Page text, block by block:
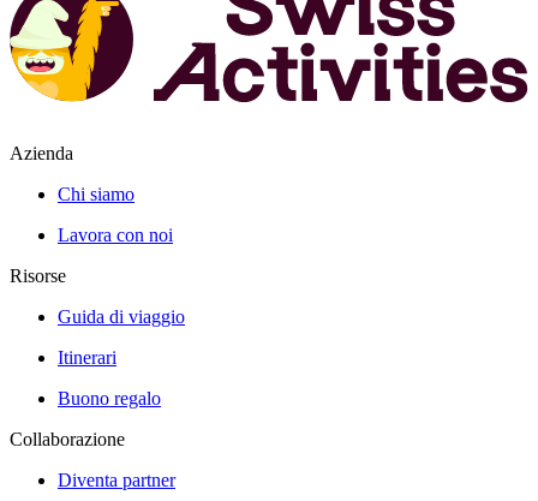
Azienda
Chi siamo
Lavora con noi
Risorse
Guida di viaggio
Itinerari
Buono regalo
Collaborazione
Diventa partner